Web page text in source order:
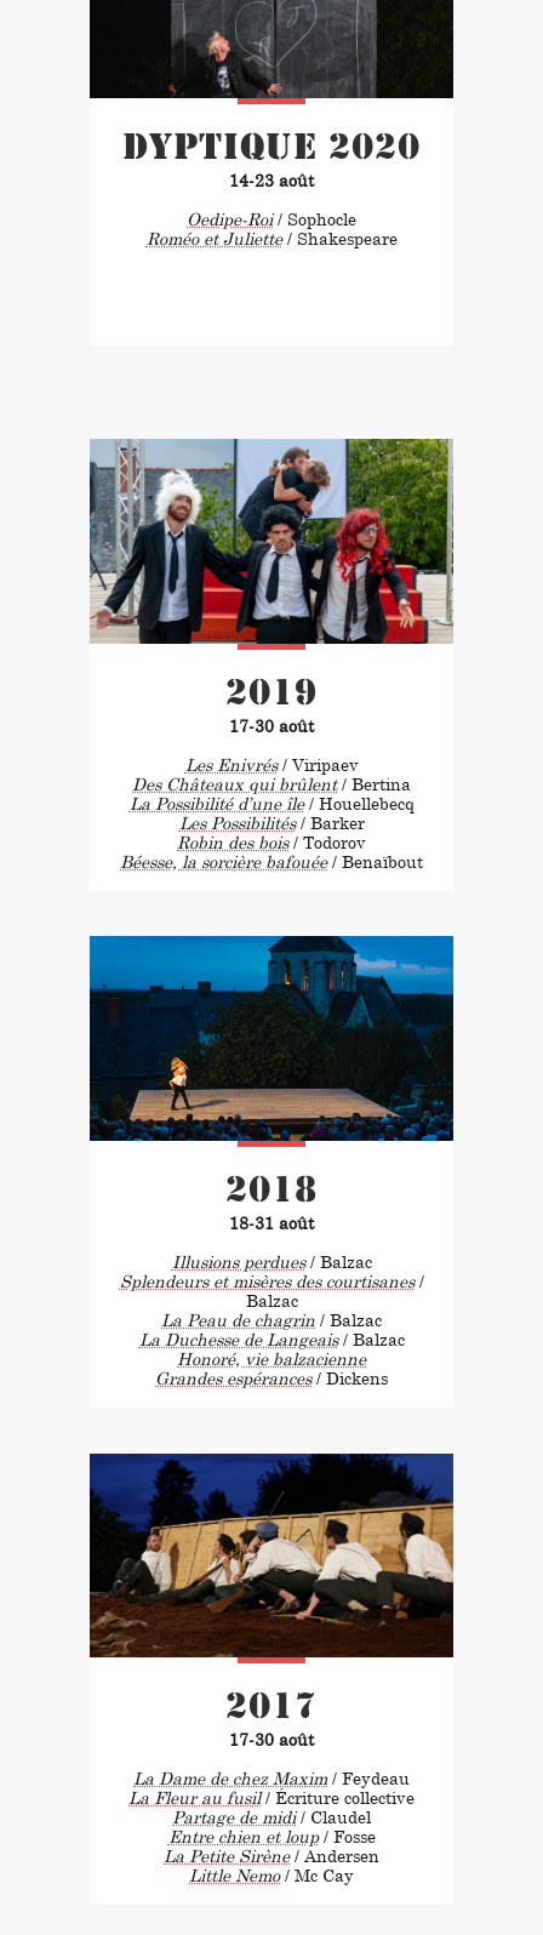
Dyptique 2020
14-23 août
Oedipe-Roi/ Sophocle
Roméo et Juliette/ Shakespeare
2019
17-30 août
Les Enivrés/ Viripaev
Des Châteaux qui brûlent/ Bertina
La Possibilité d’une île/ Houellebecq
Les Possibilités/ Barker
Robin des bois/ Todorov
Béesse, la sorcière bafouée/ Benaïbout
2018
18-31 août
Illusions perdues/ Balzac
Splendeurs et misères des courtisanes/
Balzac
La Peau de chagrin / Balzac
La Duchesse de Langeais/ Balzac
Honoré, vie balzacienne
Grandes espérances/ Dickens
2017
17-30 août
La Dame de chez Maxim / Feydeau
La Fleur au fusil/ Écriture collective
Partage de midi/ Claudel
Entre chien et loup/ Fosse
La Petite Sirène/ Andersen
Little Nemo/ Mc Cay